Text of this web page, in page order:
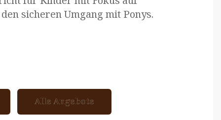
sicheren Umgang mit Ponys.
Alle Angebote
Alle Angebote